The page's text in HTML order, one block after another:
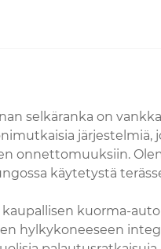
selkäranka on
onnettomuuksiin.
käytetystä
kuorma-
hylkykoneeseen